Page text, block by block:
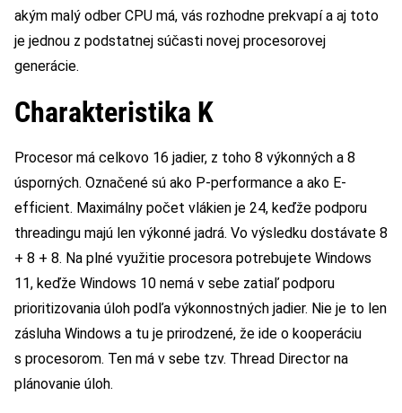
akým malý odber CPU má, vás rozhodne prekvapí a aj toto
je jednou z podstatnej súčasti novej procesorovej
generácie.
Charakteristika K
Procesor má celkovo 16 jadier, z toho 8 výkonných a 8
úsporných. Označené sú ako P-performance a ako E-
efficient. Maximálny počet vlákien je 24, keďže podporu
threadingu majú len výkonné jadrá. Vo výsledku dostávate 8
+ 8 + 8. Na plné využitie procesora potrebujete Windows
11, keďže Windows 10 nemá v sebe zatiaľ podporu
prioritizovania úloh podľa výkonnostných jadier. Nie je to len
zásluha Windows a tu je prirodzené, že ide o kooperáciu
s procesorom. Ten má v sebe tzv. Thread Director na
plánovanie úloh.